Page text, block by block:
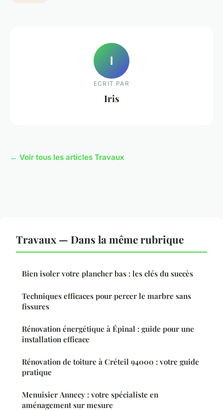
I
ECRIT PAR
Iris
← Voir tous les articles Travaux
Travaux — Dans la même rubrique
Bien isoler votre plancher bas : les clés du succès
Techniques efficaces pour percer le marbre sans
fissures
Rénovation énergétique à Épinal : guide pour une
installation efficace
Rénovation de toiture à Créteil 94000 : votre guide
pratique
Menuisier Annecy : votre spécialiste en
aménagement sur mesure